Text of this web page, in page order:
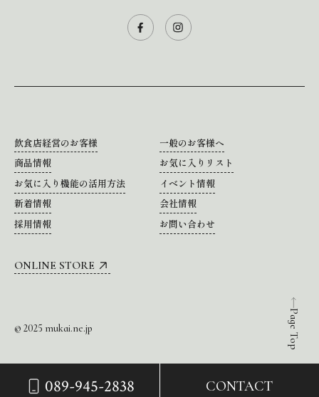
089-945-2838 CONTACT
Page Top
飲食店経営のお客様
一般のお客様へ
商品情報
お気に入りリスト
お気に入り機能の活用方法
イベント情報
新着情報
会社情報
採用情報
お問い合わせ
ONLINE STORE
© 2025 mukai.ne.jp